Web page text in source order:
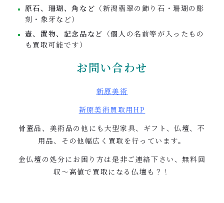
原石、珊瑚、角など （新潟翡翠の飾り石・珊瑚の彫
刻・象牙など）
壺、置物、記念品など （個人の名前等が入ったもの
も買取可能です）
お問い合わせ
新原美術
新原美術買取用HP
骨董品、美術品の他にも大型家具、ギフト、仏壇、不
用品、その他幅広く買取を行っています。
金仏壇の処分にお困り方は是非ご連絡下さい、無料回
収〜高値で買取になる仏壇も？！